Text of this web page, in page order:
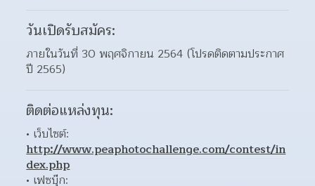
วันเปิดรับสมัคร:
ภายในวันที่ 30 พฤศจิกายน 2564 (โปรดติดตามประกาศ
ปี 2565)
ติดต่อแหล่งทุน:
http://www.peaphotochallenge.com/contest/in
dex.php